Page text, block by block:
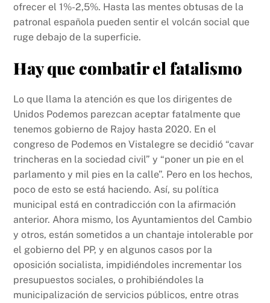
ofrecer el 1%-2,5%. Hasta las mentes obtusas de la
patronal española pueden sentir el volcán social que
ruge debajo de la superficie.
Hay que combatir el fatalismo
Lo que llama la atención es que los dirigentes de
Unidos Podemos parezcan aceptar fatalmente que
tenemos gobierno de Rajoy hasta 2020. En el
congreso de Podemos en Vistalegre se decidió “cavar
trincheras en la sociedad civil” y “poner un pie en el
parlamento y mil pies en la calle”. Pero en los hechos,
poco de esto se está haciendo. Así, su política
municipal está en contradicción con la afirmación
anterior. Ahora mismo, los Ayuntamientos del Cambio
y otros, están sometidos a un chantaje intolerable por
el gobierno del PP, y en algunos casos por la
oposición socialista, impidiéndoles incrementar los
presupuestos sociales, o prohibiéndoles la
municipalización de servicios públicos, entre otras